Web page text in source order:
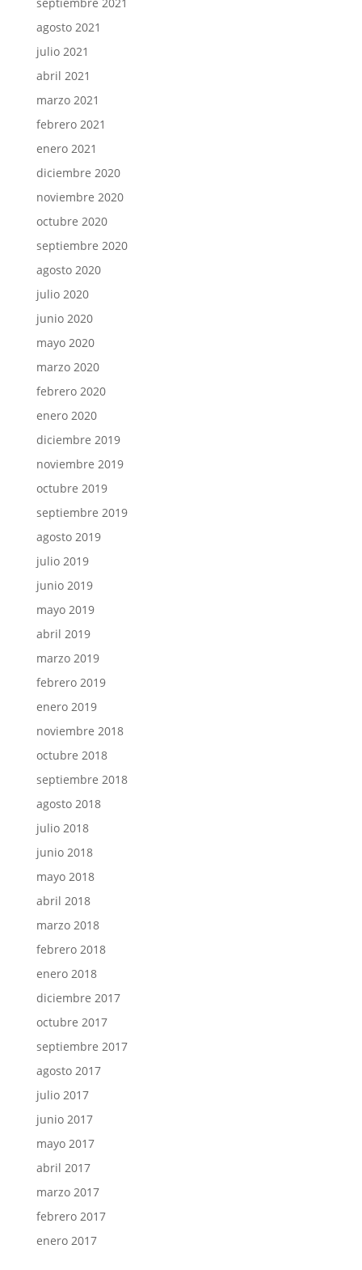
agosto 2021
julio 2021
abril 2021
marzo 2021
febrero 2021
enero 2021
diciembre 2020
noviembre 2020
octubre 2020
septiembre 2020
agosto 2020
julio 2020
junio 2020
mayo 2020
marzo 2020
febrero 2020
enero 2020
diciembre 2019
noviembre 2019
octubre 2019
septiembre 2019
agosto 2019
julio 2019
junio 2019
mayo 2019
abril 2019
marzo 2019
febrero 2019
enero 2019
noviembre 2018
octubre 2018
septiembre 2018
agosto 2018
julio 2018
junio 2018
mayo 2018
abril 2018
marzo 2018
febrero 2018
enero 2018
diciembre 2017
octubre 2017
septiembre 2017
agosto 2017
julio 2017
junio 2017
mayo 2017
abril 2017
marzo 2017
febrero 2017
enero 2017